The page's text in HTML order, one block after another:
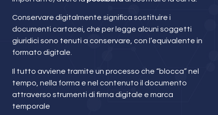
Conservare digitalmente significa sostituire i
documenti cartacei, che per legge alcuni soggetti
giuridici sono tenuti a conservare, con l’equivalente in
formato digitale.
Il tutto avviene tramite un processo che “blocca” nel
tempo, nella forma e nel contenuto il documento
attraverso strumenti di firma digitale e marca
temporale